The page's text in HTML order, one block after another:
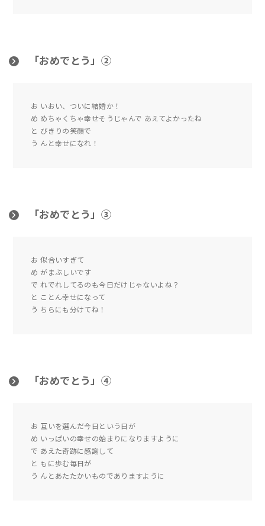
「おめでとう」②
お いおい、ついに結婚か！
め めちゃくちゃ幸せそうじゃんで あえてよかったね
と びきりの笑顔で
う んと幸せになれ！
「おめでとう」③
お 似合いすぎて
め がまぶしいです
で れでれしてるのも今日だけじゃないよね？
と ことん幸せになって
う ちらにも分けてね！
「おめでとう」④
お 互いを選んだ今日という日が
め いっぱいの幸せの始まりになりますように
で あえた奇跡に感謝して
と もに歩む毎日が
う んとあたたかいものでありますように